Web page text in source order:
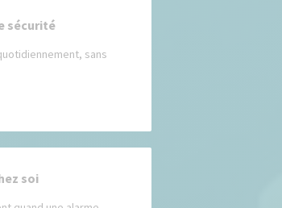
sécurité
sans
soi
vos Options